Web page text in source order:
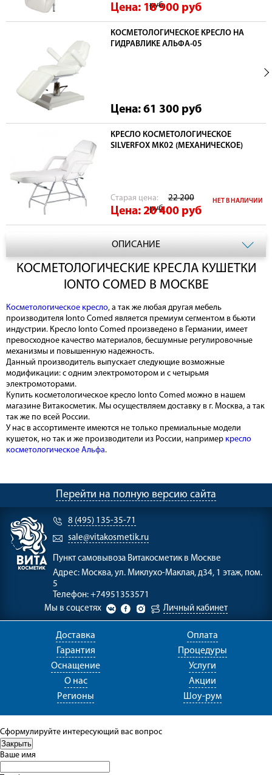
руб
Цена: 18 900 руб
КОСМЕТОЛОГИЧЕСКОЕ КРЕСЛО НА
ГИДРАВЛИКЕ АЛЬФА-05
Цена: 61 300 руб
КРЕСЛО КОСМЕТОЛОГИЧЕСКОЕ
SILVERFOX MK02 (МЕХАНИЧЕСКОЕ)
Cтарая цена:
22 200
руб
Цена: 20 400 руб
НЕТ В НАЛИЧИИ
ОПИСАНИЕ
КОСМЕТОЛОГИЧЕСКИЕ КРЕСЛА КУШЕТКИ
IONTO COMED В МОСКВЕ
Косметологическое кресло, а так же любая другая мебель
производителя Ionto Comed является премиум сегментом в бьюти
индустрии. Кресло Ionto Comed произведено в Германии, имеет
превосходное качество материалов, бесшумные регулировочные
механизмы и повышенную надежность.
Данный производитель выпускает следующие возможные
модификации: с одним электромотором и с четырьмя
электромоторами.
Купить косметологическое кресло Ionto Comed можно в нашем
магазине Витакосметик. Мы осуществляем доставку в г. Москва, а так
так же по всей России.
У нас в ассортименте имеются не только премиальные модели
кушеток, но так и же производители из России, например кресло
косметологическое Альфа.
Перейти на полную версию сайта
8 (495) 135-35-71
sale@vitakosmetik.ru
Пункт самовывоза Витакосметик в Москве
Адрес: Москва, ул. Миклухо-Маклая, д34, 1 этаж, пом.
5
Телефон: +74951353571
Мы в соцсетях
Личный кабинет
Доставка
Оплата
Гарантия
Процедуры
Оснащение
Услуги
О нас
Акции
Регионы
Шоу-рум
Сформулируйте интересующий вас вопрос
Ваше имя